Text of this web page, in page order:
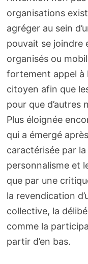
organisations
agréger au sein
pouvait se joindre
organisés ou
fortement appel à
citoyen afin que
pour que d’autres
Plus éloignée
qui a émergé
caractérisée par
personnalisme et
que par une
la revendication
collective, la
comme la
partir d’en bas.